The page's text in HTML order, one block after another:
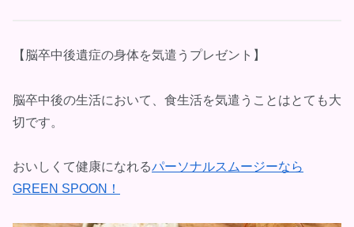
【脳卒中後遺症の身体を気遣うプレゼント】
脳卒中後の生活において、食生活を気遣うことはとても大
切です。
おいしくて健康になれるパーソナルスムージーなら
GREEN SPOON！